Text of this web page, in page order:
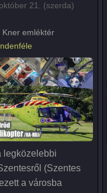
21. (szerda)
emléktér
legközelebbi
(Szentes
a városba